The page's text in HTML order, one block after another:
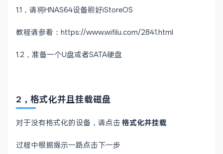
1.1，请将HNAS64设备刷好iStoreOS
教程请参看：https://www.wifilu.com/2841.html
1.2，准备一个U盘或者SATA硬盘
2，格式化并且挂载磁盘
对于没有格式化的设备，请点击 格式化并挂载
过程中根据提示一路点击下一步